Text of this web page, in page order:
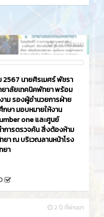
สาวจิธิพร กุลสวัสดิ์ ได้รับ
ทอง การแข่งขัน Creative
และ นายกรวิชญ์ รังหอม
นดับ 2 ระดับเหรียญ
Batender Contest ใน
ห้บริการนักท่องเที่ยวที่ใหญ่
ระหว่างวันที่ 17 - 18 ก.ย.
น์ พัทยา ภายใต้คอนเซ็ปต์
หม่ ด้วยหัวใจบริการ
กระดับมาตรฐานบุคลากรผู้
พัทยา จังหวัดชลบุรี และ
ามเป็นมืออาชีพและเป็นที่